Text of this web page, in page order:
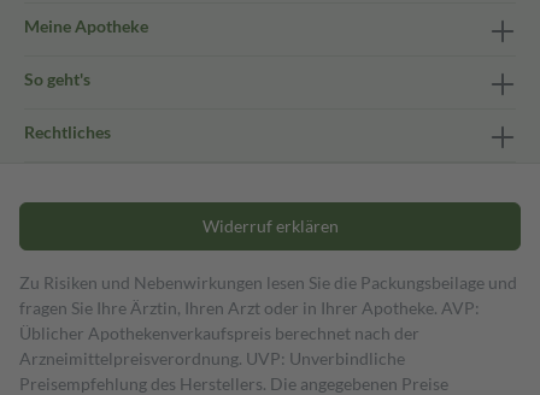
Meine Apotheke
So geht's
Rechtliches
Widerruf erklären
Zu Risiken und Nebenwirkungen lesen Sie die Packungsbeilage und
fragen Sie Ihre Ärztin, Ihren Arzt oder in Ihrer Apotheke. AVP:
Üblicher Apothekenverkaufspreis berechnet nach der
Arzneimittelpreisverordnung. UVP: Unverbindliche
Preisempfehlung des Herstellers. Die angegebenen Preise